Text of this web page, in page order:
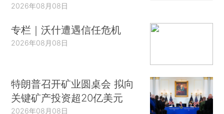
2026年08月08日
专栏｜沃什遭遇信任危机
2026年08月08日
特朗普召开矿业圆桌会 拟向
关键矿产投资超20亿美元
2026年08月08日